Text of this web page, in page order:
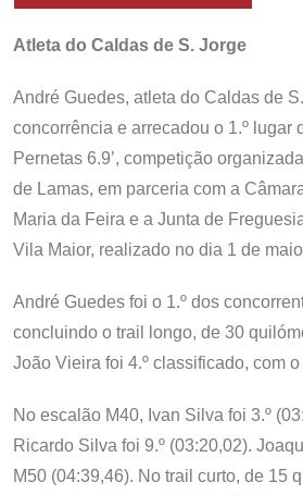
Atleta do Caldas de S. Jorge
André Guedes, atleta do Caldas de
concorrência e arrecadou o 1.º lugar
Pernetas 6.9’, competição
de Lamas, em parceria com a
Maria da Feira e a Junta de
Vila Maior, realizado no dia 1 de
André Guedes foi o 1.º dos
concluindo o trail longo, de 30
João Vieira foi 4.º classificado, com
No escalão M40, Ivan Silva foi 3.º
Ricardo Silva foi 9.º (03:20,02).
M50 (04:39,46). No trail curto, de 15